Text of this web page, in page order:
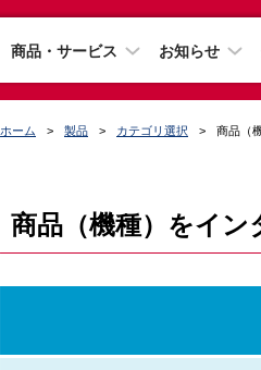
商品・サービス お知らせ
ホーム 製品 カテゴリ選択 商品（
商品（機種）をイン